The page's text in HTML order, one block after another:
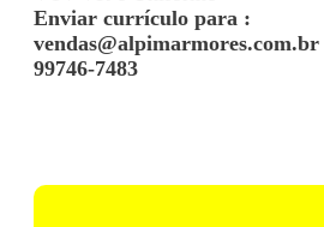
Enviar currículo para :
vendas@alpimarmores.com.br
99746-7483